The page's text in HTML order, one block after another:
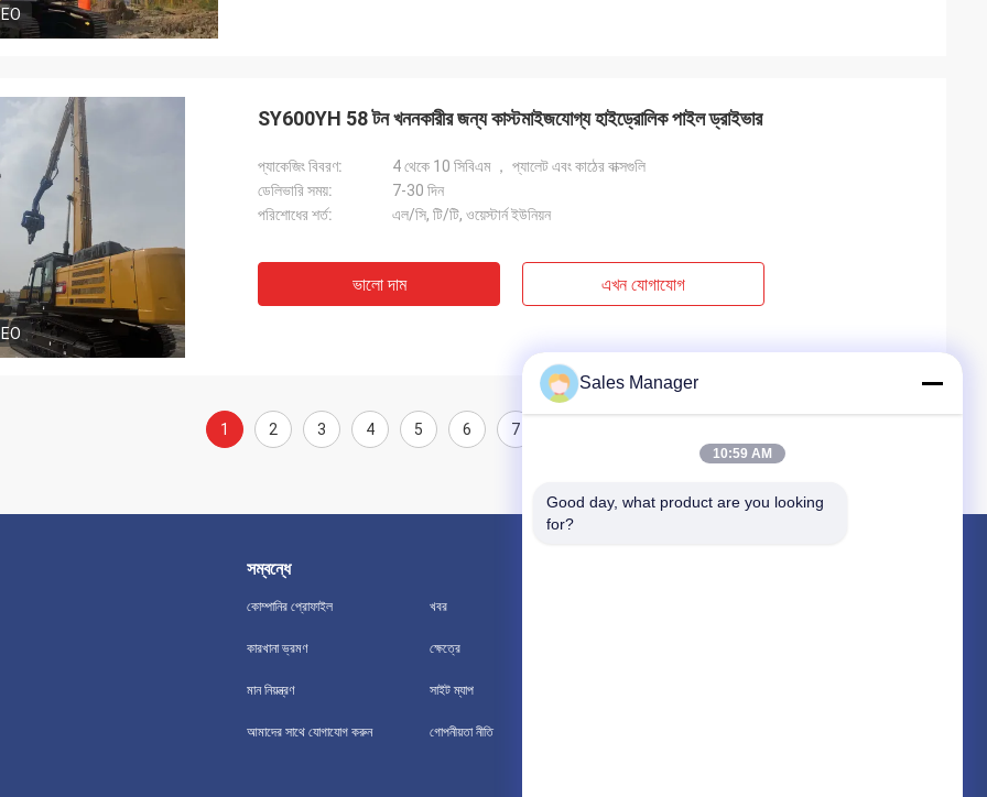
SY600YH 58 টন খননকারীর জন্য কাস্টমাইজযোগ্য হাইড্রোলিক পাইল ড্রাইভার
প্যাকেজিং বিবরণ:
4 থেকে 10 সিবিএম ， প্যালেট এবং কাঠের বাক্সগুলি
ডেলিভারি সময়:
7-30 দিন
পরিশোধের শর্ত:
এল/সি, টি/টি, ওয়েস্টার্ন ইউনিয়ন
ভালো দাম এখন যোগাযোগ
1 2 3 4 5 6 7
সম্বন্ধে
কোম্পানির প্রোফাইল
কারখানা ভ্রমণ
মান নিয়ন্ত্রণ
আমাদের সাথে যোগাযোগ করুন
খবর
ক্ষেত্রে
সাইট ম্যাপ
গোপনীয়তা নীতি
Sales Manager
10:59 AM
Good day, what product are you looking
for?